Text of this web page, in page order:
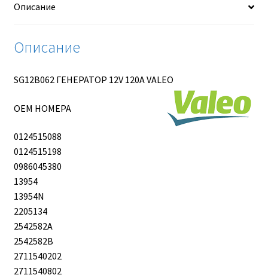
Описание
Описание
SG12B062 ГЕНЕРАТОР 12V 120A VALEO
OEM НОМЕРА
0124515088
0124515198
0986045380
13954
13954N
2205134
2542582A
2542582B
2711540202
2711540802